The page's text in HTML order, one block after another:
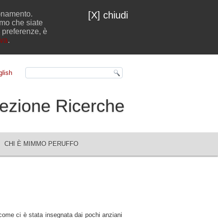
che siate
è
.
[X] chiudi
Ricerche
CHI È MIMMO PERUFFO
ci è stata insegnata dai pochi anziani